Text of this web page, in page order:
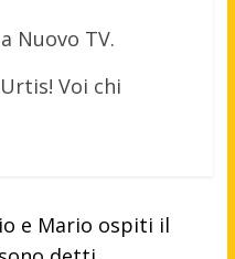
Nuovo TV.
Urtis! Voi chi
e Mario ospiti il